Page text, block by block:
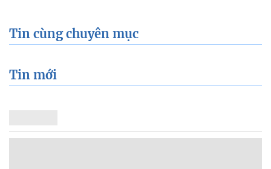
Tin cùng chuyên mục
Tin mới